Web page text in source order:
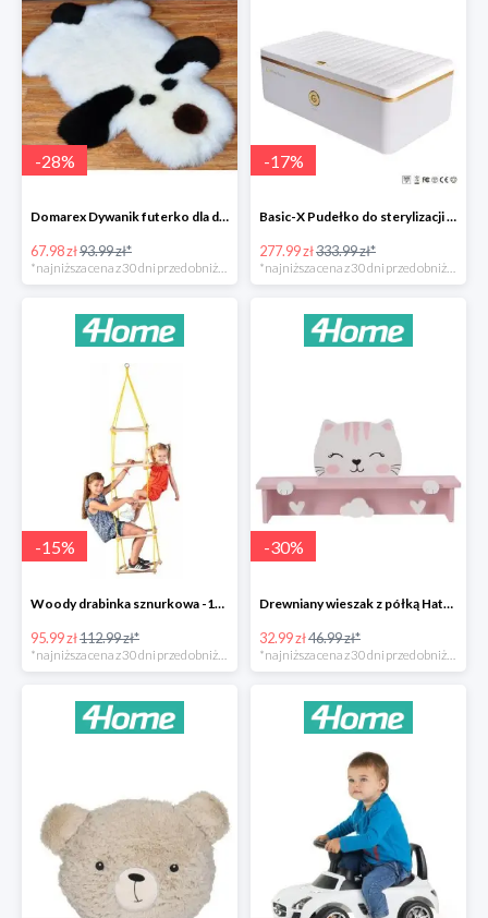
-28%
Domarex Dywanik futerko dla dzieci Pies czarno-biały -28%
67.98 zł93.99 zł*
*najniższa cena z 30 dni przed obniżką
-17%
Basic-X Pudełko do sterylizacji z ozonem -17%
277.99 zł333.99 zł*
*najniższa cena z 30 dni przed obniżką
-15%
Woody drabinka sznurkowa -15%
95.99 zł112.99 zł*
-30%
Drewniany wieszak z półką Hatu, kot -30%
32.99 zł46.99 zł*